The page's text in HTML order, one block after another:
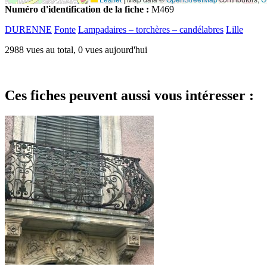
Numéro d'identification de la fiche : M469
DURENNE Fonte Lampadaires – torchères – candélabres Lille
2988 vues au total, 0 vues aujourd'hui
Ces fiches peuvent aussi vous intéresser :